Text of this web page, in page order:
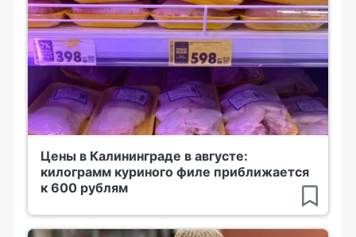
Цены в Калининграде в августе:
килограмм куриного филе приближается
к 600 рублям